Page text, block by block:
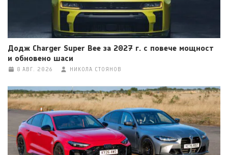
Додж Charger Super Bee за 2027 г. с повече мощност
и обновено шаси
8 АВГ. 2026 НИКОЛА СТОЯНОВ